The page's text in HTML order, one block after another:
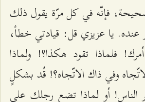
فإنّه في كل مرّة يقول ذلك
عنده. يا عزيزي قل: قيادتي خطأ،
فلماذا تقود هكذا؟! ولماذا
وفي ذاك الاتّجاه؟! قُد بشكلٍ
أو لماذا تضع رجلك على